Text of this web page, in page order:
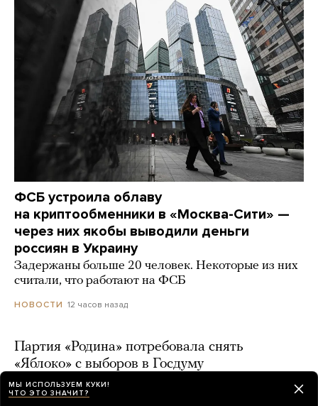
ФСБ устроила облаву
на криптообменники в «Москва-Сити» —
через них якобы выводили деньги
россиян в Украину
Задержаны больше 20 человек. Некоторые из них
считали, что работают на ФСБ
НОВОСТИ 12 часов назад
Партия «Родина» потребовала снять
«Яблоко» с выборов в Госдуму
13 часов назад
МЫ ИСПОЛЬЗУЕМ КУКИ!
ЧТО ЭТО ЗНАЧИТ?